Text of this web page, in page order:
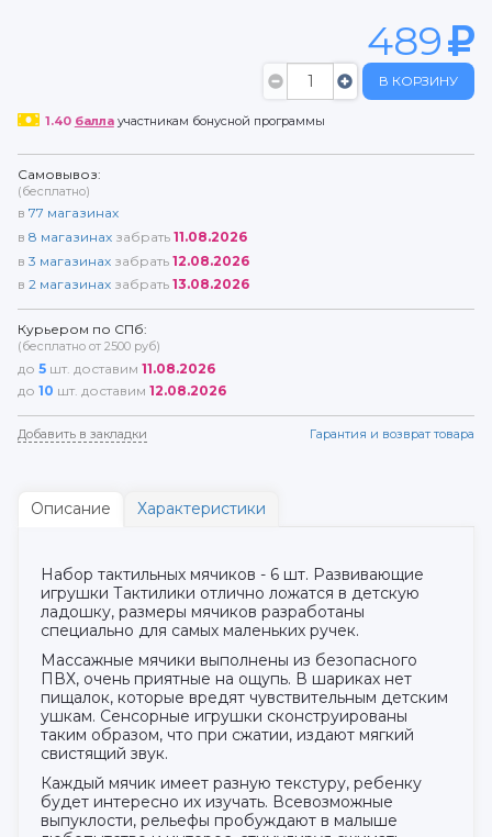
489
В КОРЗИНУ
1.40 баллаучастникам бонусной программы
Самовывоз:
(бесплатно)
в 77 магазинах
в 8 магазинах забрать 11.08.2026
в 3 магазинах забрать 12.08.2026
в 2 магазинах забрать 13.08.2026
Курьером по СПб:
(бесплатно от 2500 руб)
до 5 шт. доставим 11.08.2026
до 10 шт. доставим 12.08.2026
Добавить в закладки Гарантия и возврат товара
Описание Характеристики
Набор тактильных мячиков - 6 шт. Развивающие
игрушки Тактилики отлично ложатся в детскую
ладошку, размеры мячиков разработаны
специально для самых маленьких ручек.
Массажные мячики выполнены из безопасного
ПВХ, очень приятные на ощупь. В шариках нет
пищалок, которые вредят чувствительным детским
ушкам. Сенсорные игрушки сконструированы
таким образом, что при сжатии, издают мягкий
свистящий звук.
Каждый мячик имеет разную текстуру, ребенку
будет интересно их изучать. Всевозможные
выпуклости, рельефы пробуждают в малыше